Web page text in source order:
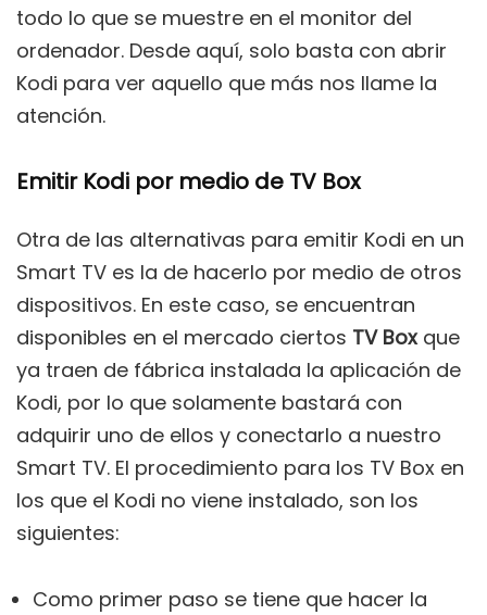
todo lo que se muestre en el monitor del
ordenador. Desde aquí, solo basta con abrir
Kodi para ver aquello que más nos llame la
atención.
Emitir Kodi por medio de TV Box
Otra de las alternativas para emitir Kodi en un
Smart TV es la de hacerlo por medio de otros
dispositivos. En este caso, se encuentran
disponibles en el mercado ciertos TV Boxque
ya traen de fábrica instalada la aplicación de
Kodi, por lo que solamente bastará con
adquirir uno de ellos y conectarlo a nuestro
Smart TV. El procedimiento para los TV Box en
los que el Kodi no viene instalado, son los
siguientes:
Como primer paso se tiene que hacer la